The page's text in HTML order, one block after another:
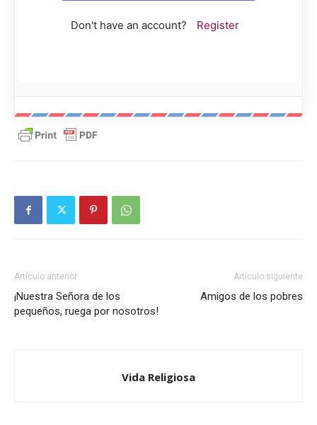
Don't have an account? Register
Artículo anterior
¡Nuestra Señora de los
pequeños, ruega por nosotros!
Artículo siguiente
Amigos de los pobres
Vida Religiosa